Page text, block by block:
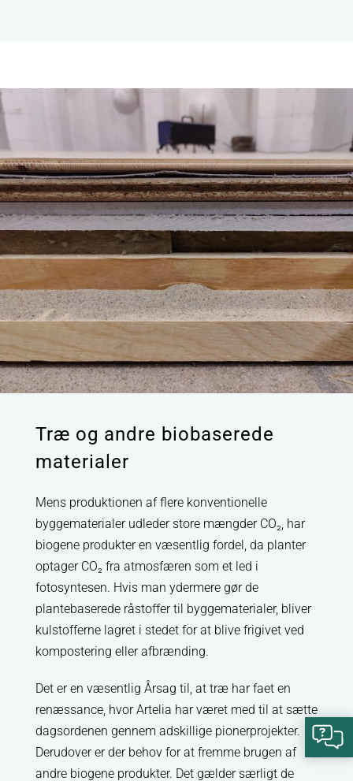
Træ og andre biobaserede
materialer
Mens produktionen af flere konventionelle
byggematerialer udleder store mængder CO₂, har
biogene produkter en væsentlig fordel, da planter
optager CO₂ fra atmosfæren som et led i
fotosyntesen. Hvis man ydermere gør de
plantebaserede råstoffer til byggematerialer, bliver
kulstofferne lagret i stedet for at blive frigivet ved
kompostering eller afbrænding.
Det er en væsentlig Årsag til, at træ har faet en
renæssance, hvor Artelia har været med til at sætte
dagsordenen gennem adskillige pionerprojekter.
Derudover er der behov for at fremme brugen af
andre biogene produkter. Det gælder særligt de